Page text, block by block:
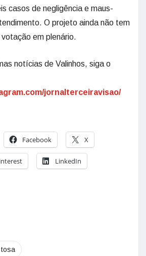
casos de negligência e maus-
O projeto ainda não tem
em plenário.
notícias de Valinhos, siga o
jornalterceiravisao/
Facebook X
LinkedIn
tosa